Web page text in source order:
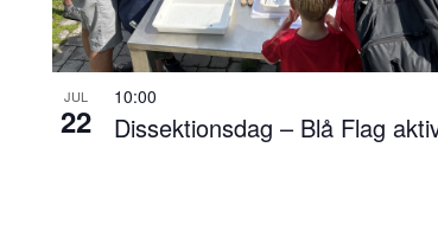
JUL
22 Dissektionsdag – Blå Flag
10:00